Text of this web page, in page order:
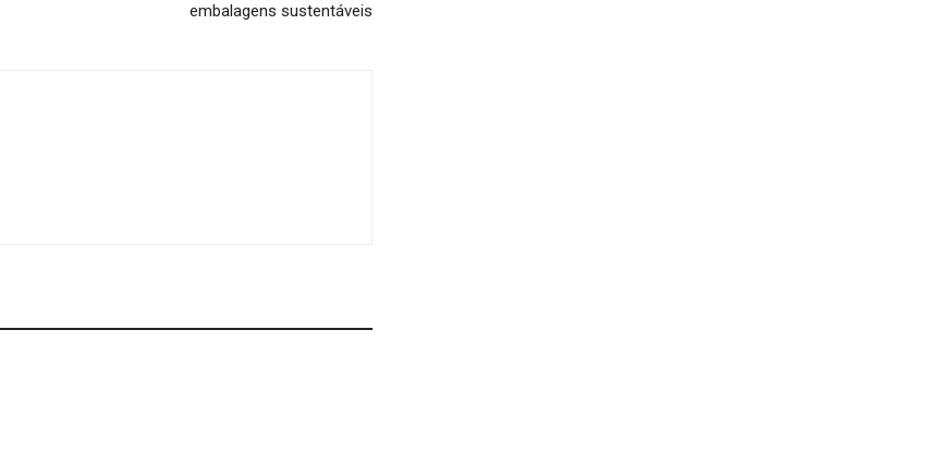
embalagens sustentáveis